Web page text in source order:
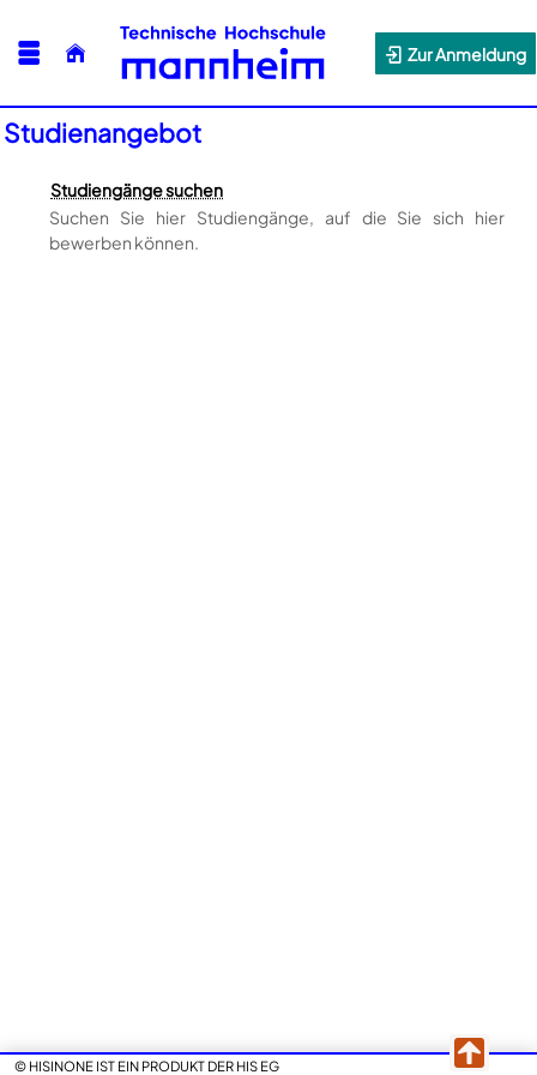
Zur Anmeldung
Studienangebot
Studiengänge suchen
Suchen Sie hier Studiengänge, auf die Sie sich hier
bewerben können.
© HISINONE IST EIN PRODUKT DER HIS EG